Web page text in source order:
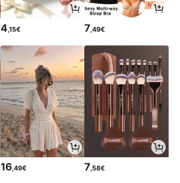
4,15€ 7,49€
16,49€ 7,58€